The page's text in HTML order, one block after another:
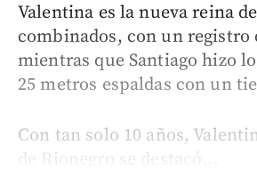
Valentina es la nueva reina
combinados, con un registro
mientras que Santiago hizo
25 metros espaldas con un
Con tan solo 10 años,
de Rionegro se destacó...